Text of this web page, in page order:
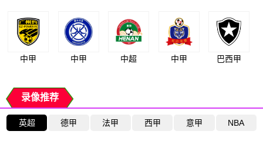
中甲 中甲 中超 中甲 巴西甲
录像推荐
英超 德甲 法甲 西甲 意甲 NBA